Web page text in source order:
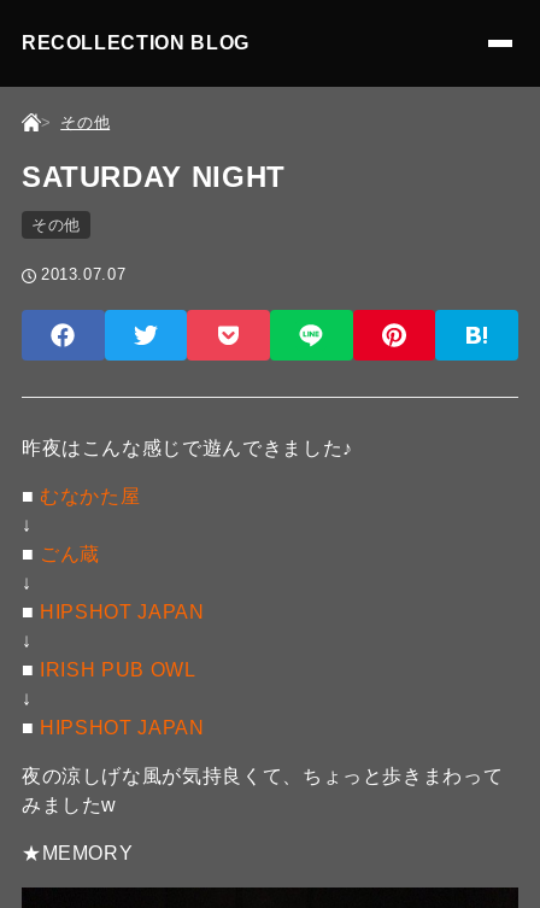
RECOLLECTION BLOG
その他
SATURDAY NIGHT
その他
2013.07.07
昨夜はこんな感じで遊んできました♪
■ むなかた屋
↓
■ ごん蔵
↓
■ HIPSHOT JAPAN
↓
■
IRISH PUB OWL
↓
■ HIPSHOT JAPAN
夜の涼しげな風が気持良くて、ちょっと歩きまわって
みましたw
★MEMORY